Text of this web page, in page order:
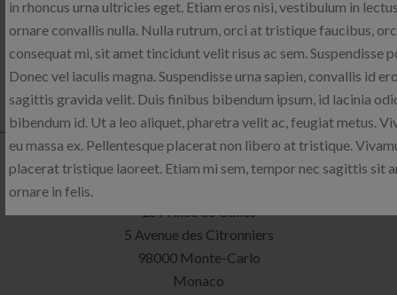
in rhoncus urna ultricies eget. Etiam eros nisi, vestibulum in
ornare convallis nulla. Nulla rutrum, orci at tristique faucibus,
consequat mi, sit amet tincidunt velit risus ac sem. Suspendisse
Donec vel iaculis magna. Suspendisse urna sapien, convallis id
sagittis gravida velit. Duis finibus bibendum ipsum, id lacinia
bibendum id. Ut a leo aliquet, pharetra velit ac, feugiat metus.
eu massa ex. Pellentesque placerat non libero at tristique.
placerat tristique laoreet. Etiam mi sem, tempor nec sagittis sit
ornare in felis.
+33 9 81 05 60 65
+33 (0)7 62 62 49 40
info@benjaminpratt.com
BENJAMINPRATT Monaco
Le Prince de Galles
5 Avenue des Citronniers
98000 Monte-Carlo
Monaco